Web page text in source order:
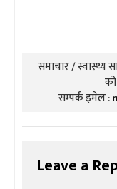
समाचार / स्वास्थ्य
सम्पर्क इमेल :
Leave a